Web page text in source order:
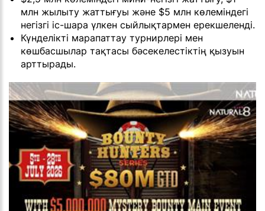
млн жылыту жаттығуы және $5 млн көлеміндегі
негізгі іс-шара үлкен сыйлықтармен ерекшеленді.
Күнделікті марапаттау турнирлері мен
көшбасшылар тақтасы бәсекелестіктің қызуын
арттырады.